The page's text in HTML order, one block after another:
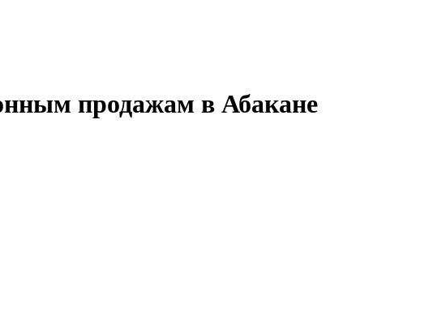
продажам в Абакане